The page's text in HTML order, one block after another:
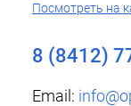
Посмотреть на
8 (8412)
Email: